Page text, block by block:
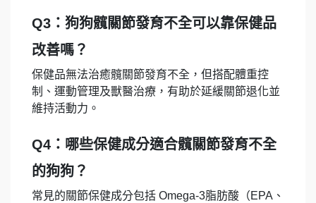
Q3：狗狗髖關節發育不全可以靠保健品
改善嗎？
保健品無法治癒髖關節發育不全，但搭配體重控
制、運動管理及獸醫治療，有助於延緩關節退化並
維持活動力。
Q4：哪些保健成分適合髖關節發育不全
的狗狗？
常見的關節保健成分包括 Omega-3脂肪酸（EPA、